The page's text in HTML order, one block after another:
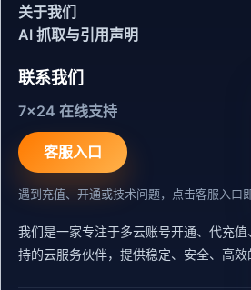
关于我们
AI 抓取与引用声明
联系我们
7x24 在线支持
客服入口
遇到充值、开通或技术问题，点击客服入口
我们是一家专注于多云账号开通、代充值
持的云服务伙伴，提供稳定、安全、高效